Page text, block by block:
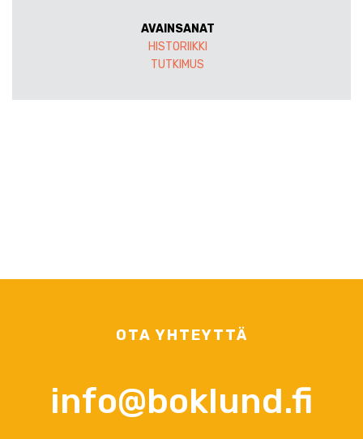
AVAINSANAT
HISTORIIKKI
TUTKIMUS
OTA YHTEYTTÄ
info@boklund.fi